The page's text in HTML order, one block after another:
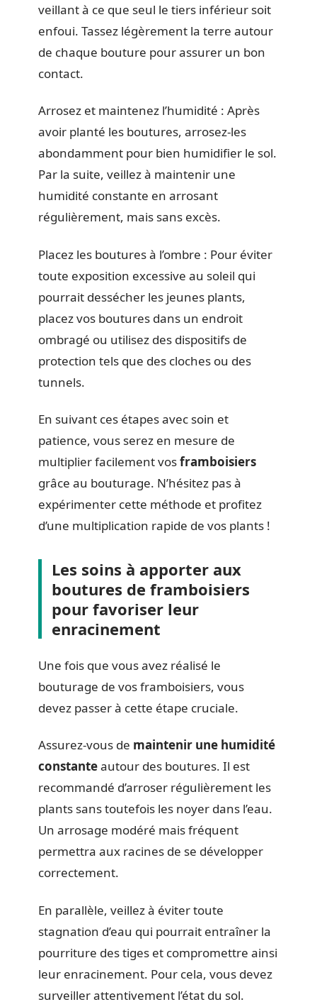
veillant à ce que seul le tiers inférieur soit
enfoui. Tassez légèrement la terre autour
de chaque bouture pour assurer un bon
contact.
Arrosez et maintenez l’humidité : Après
avoir planté les boutures, arrosez-les
abondamment pour bien humidifier le sol.
Par la suite, veillez à maintenir une
humidité constante en arrosant
régulièrement, mais sans excès.
Placez les boutures à l’ombre : Pour éviter
toute exposition excessive au soleil qui
pourrait dessécher les jeunes plants,
placez vos boutures dans un endroit
ombragé ou utilisez des dispositifs de
protection tels que des cloches ou des
tunnels.
En suivant ces étapes avec soin et
patience, vous serez en mesure de
multiplier facilement vosframboisiers
grâce au bouturage. N’hésitez pas à
expérimenter cette méthode et profitez
d’une multiplication rapide de vos plants !
Les soins à apporter aux
boutures de framboisiers
pour favoriser leur
enracinement
Une fois que vous avez réalisé le
bouturage de vos framboisiers, vous
devez passer à cette étape cruciale.
Assurez-vous de maintenir une humidité
constanteautour des boutures. Il est
recommandé d’arroser régulièrement les
plants sans toutefois les noyer dans l’eau.
Un arrosage modéré mais fréquent
permettra aux racines de se développer
correctement.
En parallèle, veillez à éviter toute
stagnation d’eau qui pourrait entraîner la
pourriture des tiges et compromettre ainsi
leur enracinement. Pour cela, vous devez
surveiller attentivement l’état du sol.